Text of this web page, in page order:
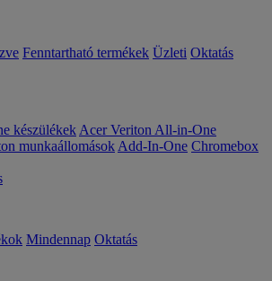
Fenntartható termékek Üzleti Oktatás
készülékek Acer Veriton All-in-One
munkaállomások Add-In-One Chromebox
Mindennap Oktatás